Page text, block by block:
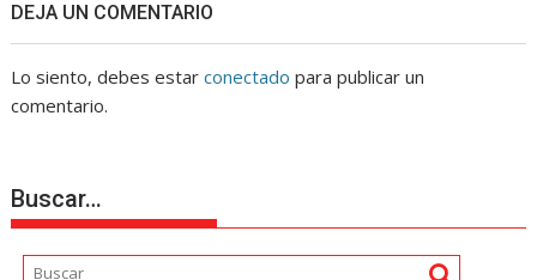
DEJA UN COMENTARIO
Lo siento, debes estarconectado para publicar un
comentario.
Buscar…